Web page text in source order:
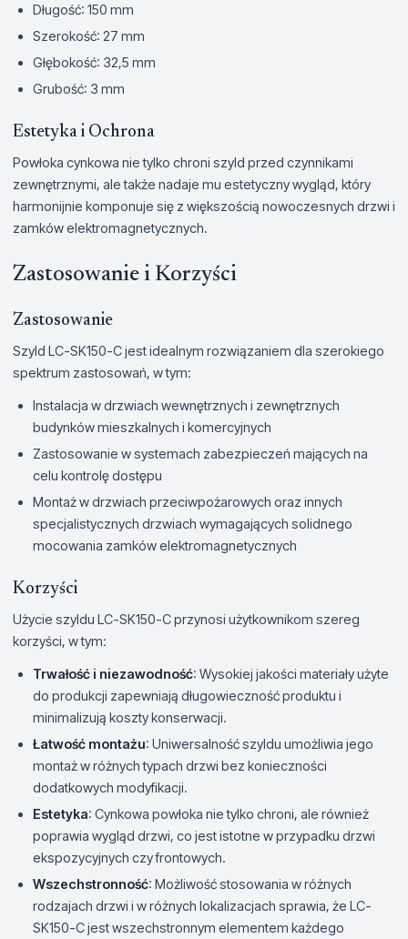
Długość: 150 mm
Szerokość: 27 mm
Głębokość: 32,5 mm
Grubość: 3 mm
Estetyka i Ochrona
Powłoka cynkowa nie tylko chroni szyld przed czynnikami
zewnętrznymi, ale także nadaje mu estetyczny wygląd, który
harmonijnie komponuje się z większością nowoczesnych drzwi i
zamków elektromagnetycznych.
Zastosowanie i Korzyści
Zastosowanie
Szyld LC-SK150-C jest idealnym rozwiązaniem dla szerokiego
spektrum zastosowań, w tym:
Instalacja w drzwiach wewnętrznych i zewnętrznych
budynków mieszkalnych i komercyjnych
Zastosowanie w systemach zabezpieczeń mających na
celu kontrolę dostępu
Montaż w drzwiach przeciwpożarowych oraz innych
specjalistycznych drzwiach wymagających solidnego
mocowania zamków elektromagnetycznych
Korzyści
Użycie szyldu LC-SK150-C przynosi użytkownikom szereg
korzyści, w tym:
Trwałość i niezawodność: Wysokiej jakości materiały użyte
do produkcji zapewniają długowieczność produktu i
minimalizują koszty konserwacji.
Łatwość montażu: Uniwersalność szyldu umożliwia jego
montaż w różnych typach drzwi bez konieczności
dodatkowych modyfikacji.
Estetyka: Cynkowa powłoka nie tylko chroni, ale również
poprawia wygląd drzwi, co jest istotne w przypadku drzwi
ekspozycyjnych czy frontowych.
Wszechstronność: Możliwość stosowania w różnych
rodzajach drzwi i w różnych lokalizacjach sprawia, że LC-
SK150-C jest wszechstronnym elementem każdego